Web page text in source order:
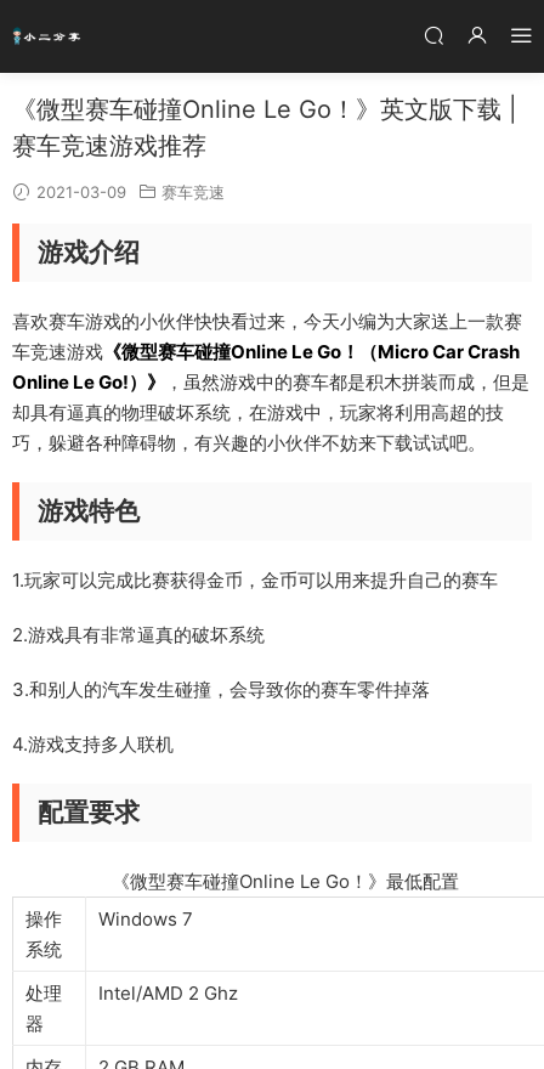
《微型赛车碰撞Online Le Go！》英文版下载 |
赛车竞速游戏推荐
2021-03-09 赛车竞速
游戏介绍
喜欢赛车游戏的小伙伴快快看过来，今天小编为大家送上一款赛
车竞速游戏 《微型赛车碰撞Online Le Go！（Micro Car Crash
Online Le Go!）》
，虽然游戏中的赛车都是积木拼装而成，但是
却具有逼真的物理破坏系统，在游戏中，玩家将利用高超的技
巧，躲避各种障碍物，有兴趣的小伙伴不妨来下载试试吧。
游戏特色
1.玩家可以完成比赛获得金币，金币可以用来提升自己的赛车
2.游戏具有非常逼真的破坏系统
3.和别人的汽车发生碰撞，会导致你的赛车零件掉落
4.游戏支持多人联机
配置要求
《微型赛车碰撞Online Le Go！》最低配置
操作
系统
Windows 7
处理
器
Intel/AMD 2 Ghz